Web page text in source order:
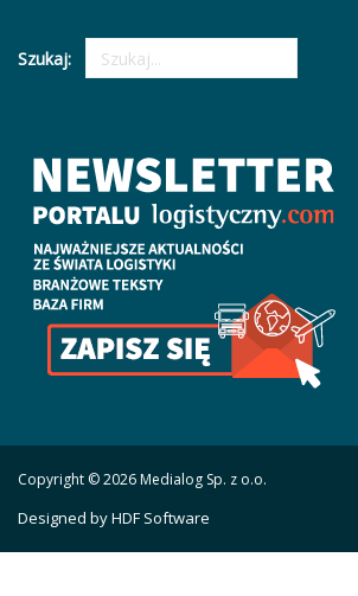
Szukaj:
Copyright © 2026 Medialog Sp. z o.o.
Designed by HDF Software